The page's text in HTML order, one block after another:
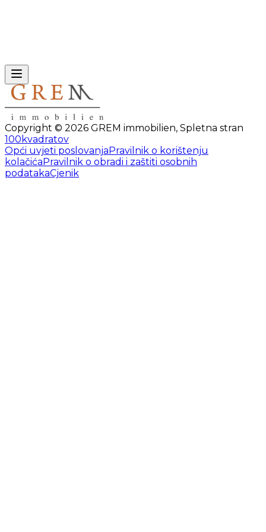
Copyright © 2026 GREM immobilien, Spletna stran
100kvadratov
Opći uvjeti poslovanjaPravilnik o korištenju
kolačićaPravilnik o obradi i zaštiti osobnih
podatakaCjenik